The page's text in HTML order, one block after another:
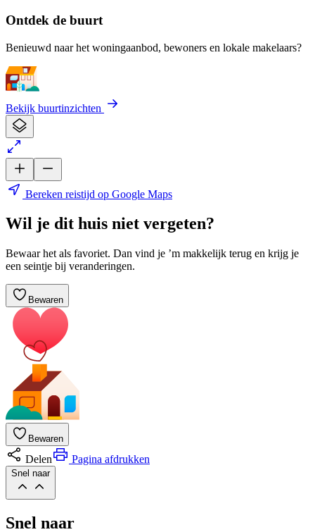
Ontdek de buurt
Benieuwd naar het woningaanbod, bewoners en lokale makelaars?
Bekijk buurtinzichten
Bereken reistijd op Google Maps
Wil je dit huis niet vergeten?
Bewaar het als favoriet. Dan vind je ’m makkelijk terug en krijg je
een seintje bij veranderingen.
Bewaren
Bewaren
Delen Pagina afdrukken
Snel naar
Snel naar